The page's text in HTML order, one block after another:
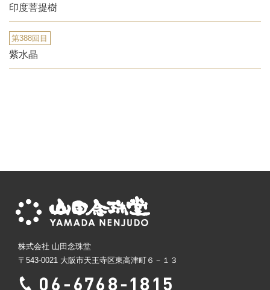
印度菩提樹
第388回目
紫水晶
株式会社 山田念珠堂
〒543-0021 大阪市天王寺区東高津町６－１３